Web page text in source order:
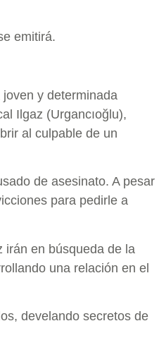
emitirá.
y determinada
Ilgaz (Urgancıoğlu),
al culpable de un
de asesinato. A pesar
para pedirle a
irán en búsqueda de la
una relación en el
develando secretos de